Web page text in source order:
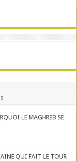
LE MAGHREB SE
QUI FAIT LE TOUR